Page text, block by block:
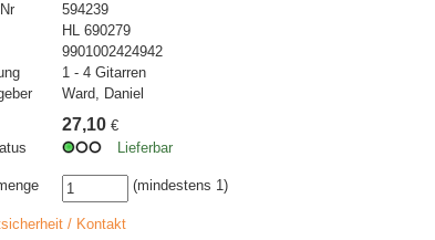
594239
HL 690279
9901002424942
1 - 4 Gitarren
Ward, Daniel
27,10 €
Lieferbar
(mindestens 1)
/ Kontakt